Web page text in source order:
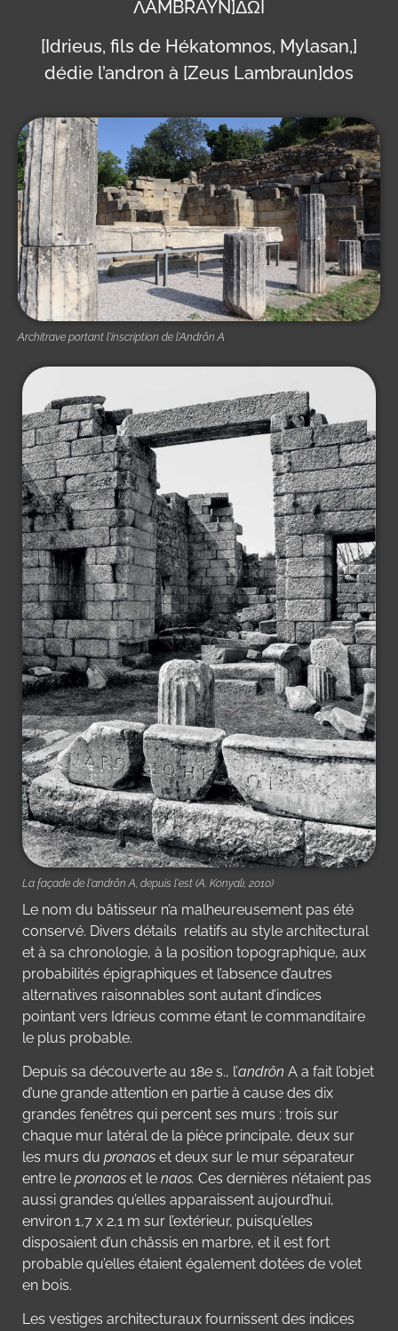
ΛAMBRAYN]ΔΩI
[Idrieus, fils de Hékatomnos, Mylasan,]
dédie l’andron à [Zeus Lambraun]dos
Architrave portant l'inscription de l'Andrôn A
La façade de l'andrôn A, depuis l'est (A. Konyalı, 2010)
Le nom du bâtisseur n’a malheureusement pas été
conservé. Divers détails relatifs au style architectural
et à sa chronologie, à la position topographique, aux
probabilités épigraphiques et l’absence d’autres
alternatives raisonnables sont autant d’indices
pointant vers Idrieus comme étant le commanditaire
le plus probable.
Depuis sa découverte au 18e s., l’andrôn A a fait l’objet
d’une grande attention en partie à cause des dix
grandes fenêtres qui percent ses murs : trois sur
chaque mur latéral de la pièce principale, deux sur
les murs du pronaos et deux sur le mur séparateur
entre le pronaos et le naos. Ces dernières n’étaient pas
aussi grandes qu’elles apparaissent aujourd’hui,
environ 1,7 x 2,1 m sur l’extérieur, puisqu’elles
disposaient d’un châssis en marbre, et il est fort
probable qu’elles étaient également dotées de volet
en bois.
Les vestiges architecturaux fournissent des indices